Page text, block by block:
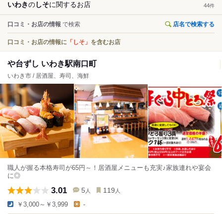
いわきのしそに関するお店 44件
口コミ・お店の情報 で検索 店名で検索する
口コミ・お店の情報に 「しそ」 を含むお店
や台ずし いわき駅南口町
いわき市 / 居酒屋、寿司、海鮮
職人が握る本格寿司が65円～！居酒屋メニューも充実♪家族連れや宴会
に◎
3.01 5 人 119 人
￥3,000～￥3,999 -